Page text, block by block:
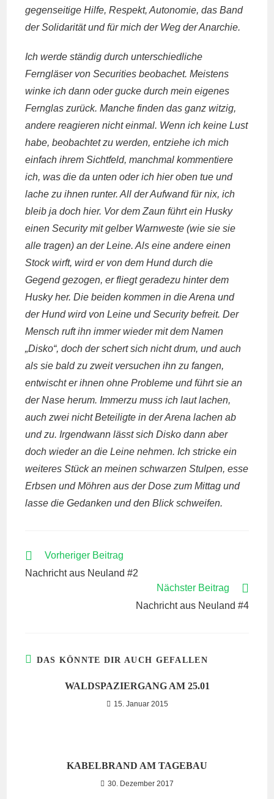
gegenseitige Hilfe, Respekt, Autonomie, das Band
der Solidarität und für mich der Weg der Anarchie.
Ich werde ständig durch unterschiedliche
Ferngläser von Securities beobachet. Meistens
winke ich dann oder gucke durch mein eigenes
Fernglas zurück. Manche finden das ganz witzig,
andere reagieren nicht einmal. Wenn ich keine Lust
habe, beobachtet zu werden, entziehe ich mich
einfach ihrem Sichtfeld, manchmal kommentiere
ich, was die da unten oder ich hier oben tue und
lache zu ihnen runter. All der Aufwand für nix, ich
bleib ja doch hier. Vor dem Zaun führt ein Husky
einen Security mit gelber Warnweste (wie sie sie
alle tragen) an der Leine. Als eine andere einen
Stock wirft, wird er von dem Hund durch die
Gegend gezogen, er fliegt geradezu hinter dem
Husky her. Die beiden kommen in die Arena und
der Hund wird von Leine und Security befreit. Der
Mensch ruft ihn immer wieder mit dem Namen
„Disko“, doch der schert sich nicht drum, und auch
als sie bald zu zweit versuchen ihn zu fangen,
entwischt er ihnen ohne Probleme und führt sie an
der Nase herum. Immerzu muss ich laut lachen,
auch zwei nicht Beteiligte in der Arena lachen ab
und zu. Irgendwann lässt sich Disko dann aber
doch wieder an die Leine nehmen. Ich stricke ein
weiteres Stück an meinen schwarzen Stulpen, esse
Erbsen und Möhren aus der Dose zum Mittag und
lasse die Gedanken und den Blick schweifen.
WEITERE
ANSEHEN
Vorheriger Beitrag
Nachricht aus Neuland #2
Nächster Beitrag
Nachricht aus Neuland #4
DAS KÖNNTE DIR AUCH GEFALLEN
WALDSPAZIERGANG AM 25.01
15. Januar 2015
KABELBRAND AM TAGEBAU
30. Dezember 2017